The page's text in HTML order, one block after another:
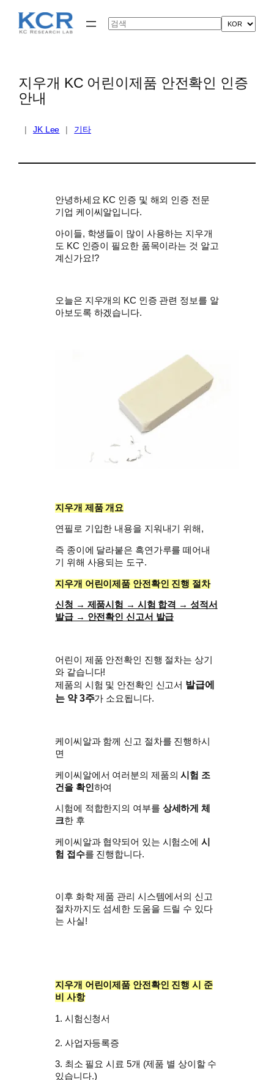
Search
지우개 KC 어린이제품 안전확인 인증
안내
| JK Lee | 기타
안녕하세요 KC 인증 및 해외 인증 전문
기업 케이씨알입니다.
아이들, 학생들이 많이 사용하는 지우개
도 KC 인증이 필요한 품목이라는 것 알고
계신가요!?
오늘은 지우개의 KC 인증 관련 정보를 알
아보도록 하겠습니다.
지우개 제품 개요
연필로 기입한 내용을 지워내기 위해,
즉 종이에 달라붙은 흑연가루를 떼어내
기 위해 사용되는 도구.
지우개 어린이제품 안전확인 진행 절차
신청 → 제품시험 → 시험 합격 → 성적서
발급 → 안전확인 신고서 발급
어린이 제품 안전확인 진행 절차는 상기
와 같습니다!
제품의 시험 및 안전확인 신고서 발급에
는 약 3주가 소요됩니다.
케이씨알과 함께 신고 절차를 진행하시
면
케이씨알에서 여러분의 제품의시험 조
건을 확인하여
시험에 적합한지의 여부를 상세하게 체
크한 후
케이씨알과 협약되어 있는 시험소에시
험 접수를 진행합니다.
이후 화학 제품 관리 시스템에서의 신고
절차까지도 섬세한 도움을 드릴 수 있다
는 사실!
지우개 어린이제품 안전확인 진행 시 준
비 사항
1. 시험신청서
2. 사업자등록증
3. 최소 필요 시료 5개 (제품 별 상이할 수
있습니다.)